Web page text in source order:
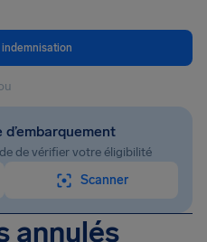
de vérifier votre éligibilité
Scanner
annulés